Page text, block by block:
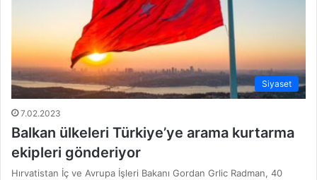
Siyaset
7.02.2023
Balkan ülkeleri Türkiye’ye arama kurtarma
ekipleri gönderiyor
Hırvatistan İç ve Avrupa İşleri Bakanı Gordan Grlic Radman, 40